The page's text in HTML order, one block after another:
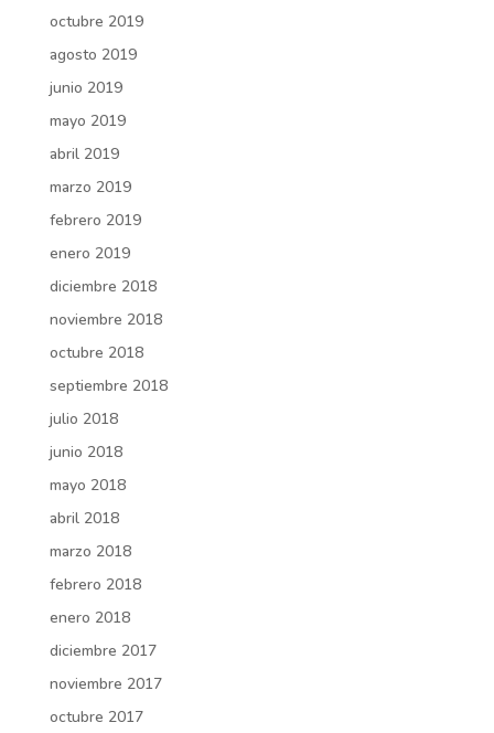
octubre 2019
agosto 2019
junio 2019
mayo 2019
abril 2019
marzo 2019
febrero 2019
enero 2019
diciembre 2018
noviembre 2018
octubre 2018
septiembre 2018
julio 2018
junio 2018
mayo 2018
abril 2018
marzo 2018
febrero 2018
enero 2018
diciembre 2017
noviembre 2017
octubre 2017